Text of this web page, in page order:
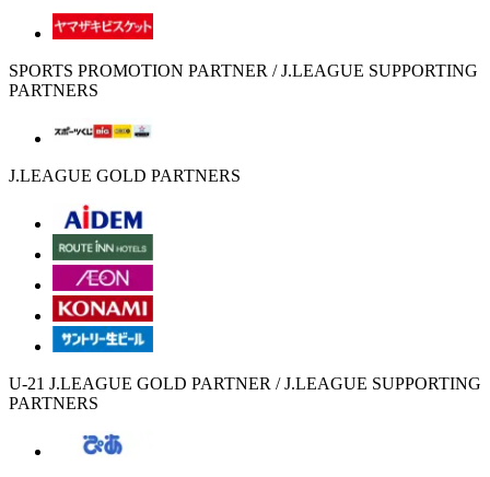
SPORTS PROMOTION PARTNER / J.LEAGUE SUPPORTING
PARTNERS
J.LEAGUE GOLD PARTNERS
U-21 J.LEAGUE GOLD PARTNER / J.LEAGUE SUPPORTING
PARTNERS